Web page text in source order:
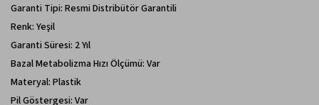
Garanti Tipi: Resmi Distribütör Garantili
Renk: Yeşil
Garanti Süresi: 2 Yıl
Bazal Metabolizma Hızı Ölçümü: Var
Materyal: Plastik
Pil Göstergesi: Var